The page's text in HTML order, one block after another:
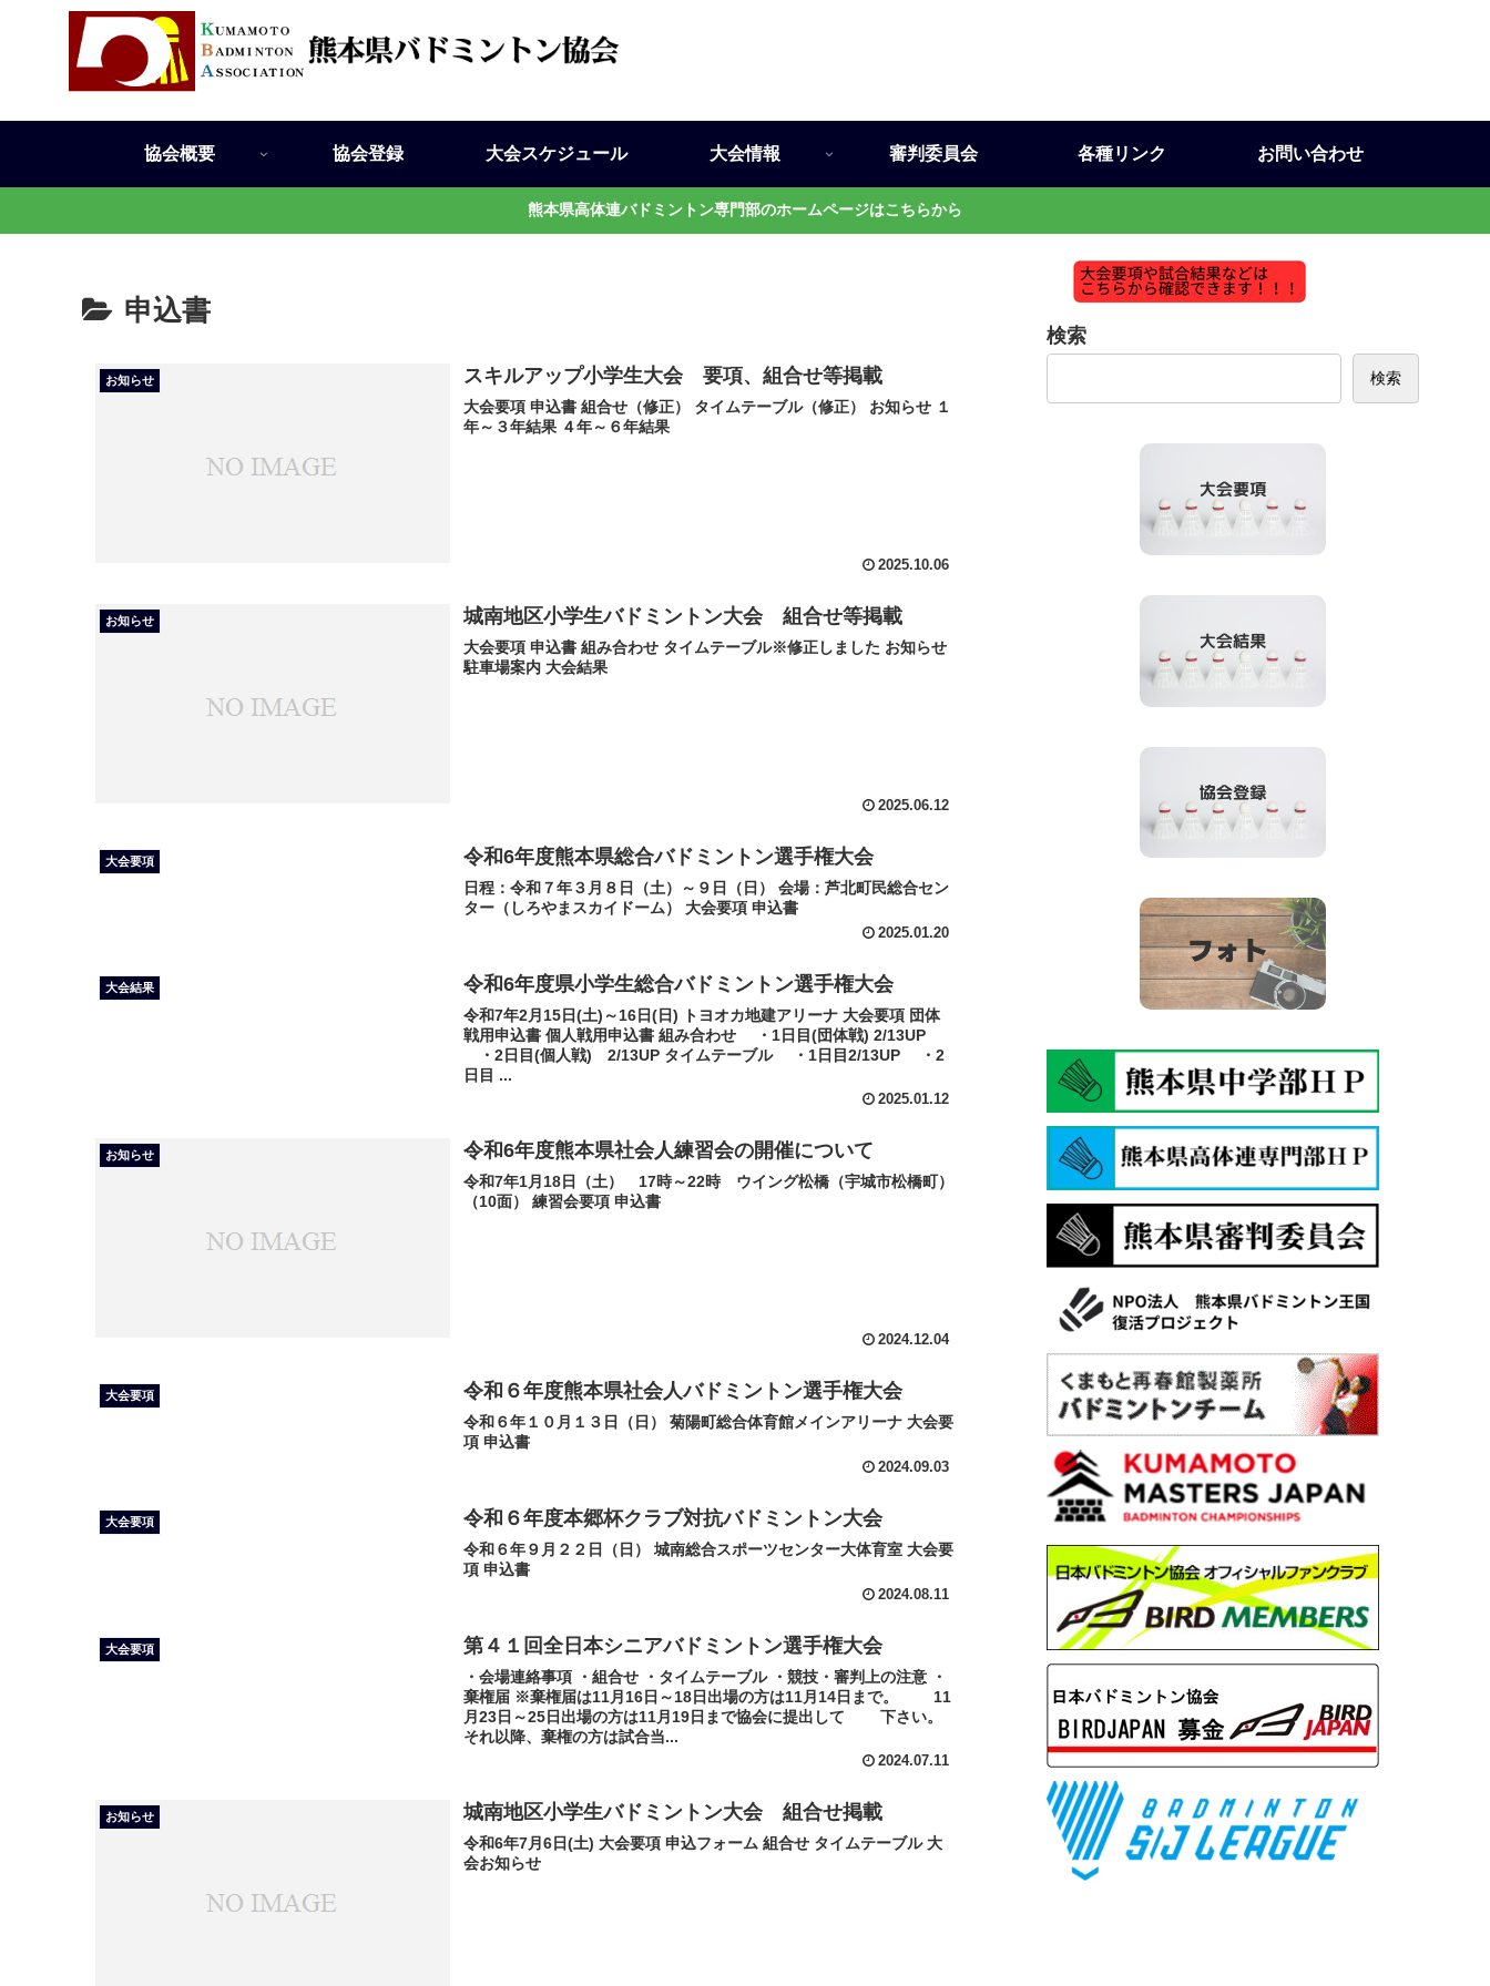
協会概要 協会登録 大会スケジュール 大会情報 審判委員会 各種リンク お問い合わせ
熊本県高体連バドミントン専門部のホームページはこちらから
申込書
お知らせ スキルアップ小学生大会 要項、組合せ等掲載
大会要項 申込書 組合せ（修正） タイムテーブル（修正） お知らせ １
年～３年結果 ４年～６年結果
2025.10.06
お知らせ 城南地区小学生バドミントン大会 組合せ等掲載
大会要項 申込書 組み合わせ タイムテーブル※修正しました お知らせ
駐車場案内 大会結果
2025.06.12
大会要項 令和6年度熊本県総合バドミントン選手権大会
日程：令和７年３月８日（土）～９日（日） 会場：芦北町民総合セン
ター（しろやまスカイドーム） 大会要項 申込書
2025.01.20
大会結果 令和6年度県小学生総合バドミントン選手権大会
令和7年2月15日(土)～16日(日) トヨオカ地建アリーナ 大会要項 団体
戦用申込書 個人戦用申込書 組み合わせ ・1日目(団体戦) 2/13UP
・2日目(個人戦) 2/13UP タイムテーブル ・1日目2/13UP ・2
日目 ...
2025.01.12
お知らせ 令和6年度熊本県社会人練習会の開催について
令和7年1月18日（土） 17時～22時 ウイング松橋（宇城市松橋町）
（10面） 練習会要項 申込書
2024.12.04
大会要項 令和６年度熊本県社会人バドミントン選手権大会
令和６年１０月１３日（日） 菊陽町総合体育館メインアリーナ 大会要
項 申込書
2024.09.03
大会要項 令和６年度本郷杯クラブ対抗バドミントン大会
令和６年９月２２日（日） 城南総合スポーツセンター大体育室 大会要
項 申込書
2024.08.11
大会要項 第４１回全日本シニアバドミントン選手権大会
・会場連絡事項 ・組合せ ・タイムテーブル ・競技・審判上の注意 ・
棄権届 ※棄権届は11月16日～18日出場の方は11月14日まで。 11
月23日～25日出場の方は11月19日まで協会に提出して 下さい。
それ以降、棄権の方は試合当...
2024.07.11
お知らせ 城南地区小学生バドミントン大会 組合せ掲載
令和6年7月6日(土) 大会要項 申込フォーム 組合せ タイムテーブル 大
会お知らせ
検索
検索